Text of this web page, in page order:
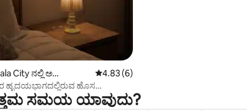
City ನಲ್ಲಿ ಅ
5 ರಲ್ಲಿ 4.83 ಸರಾಸರಿ ರೇಟಿಂಗ್, 6 ವಿಮರ್ಶೆಗಳು
4.83 (6)
ಹೃದಯಭಾಗದಲ್ಲಿರುವ ಹೊಸ
ಸಮಯ ಯಾವುದು?